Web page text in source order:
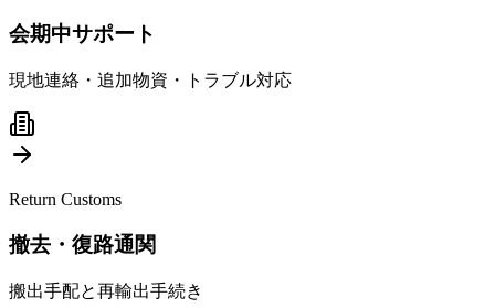
会期中サポート
現地連絡・追加物資・トラブル対応
Return Customs
撤去・復路通関
搬出手配と再輸出手続き